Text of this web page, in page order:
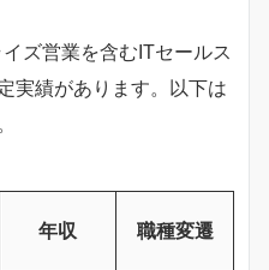
ズ営業を含むITセールス
実績があります。以下は
年収 職種変遷